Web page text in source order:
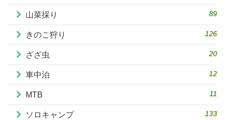
山菜採り 89
きのこ狩り 126
ざざ虫 20
車中泊 12
MTB 11
ソロキャンプ 133